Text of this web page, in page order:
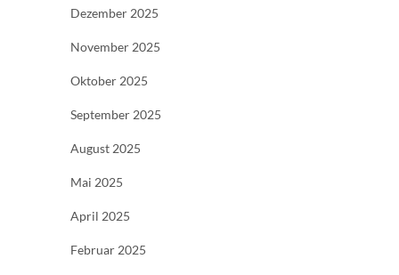
Dezember 2025
November 2025
Oktober 2025
September 2025
August 2025
Mai 2025
April 2025
Februar 2025